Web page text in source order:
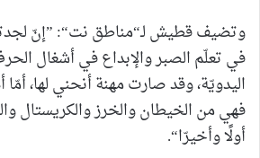
وتضيف قطيش لـ“مناطق نت“: ”إنّ
في تعلّم الصبر والإبداع في أشغال
اليدويّة، وقد صارت مهنة أنحني لها، أمّا
فهي من الخيطان والخرز والكريستال
أولًا وأخيرّا“.